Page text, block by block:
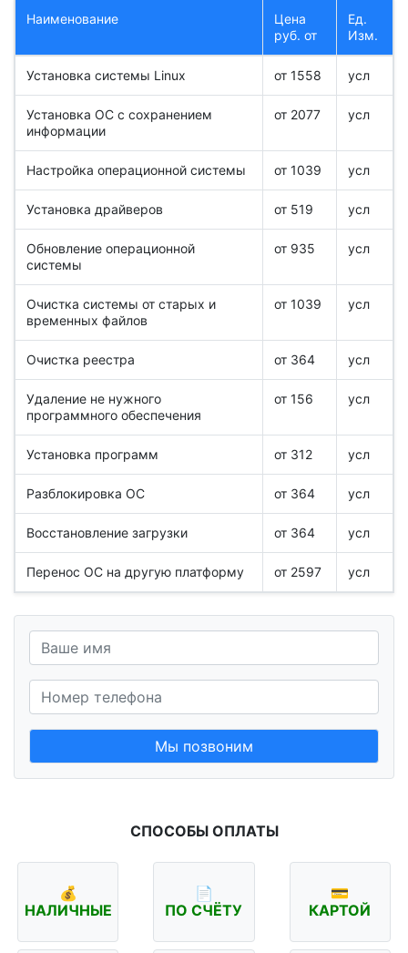
Наименование
Цена
руб. от
Ед.
Изм.
Установка системы Linux от 1558 усл
Установка ОС с сохранением
информации
от 2077 усл
Настройка операционной системы от 1039 усл
Установка драйверов от 519 усл
Обновление операционной
системы
от 935 усл
Очистка системы от старых и
временных файлов
от 1039 усл
Очистка реестра от 364 усл
Удаление не нужного
программного обеспечения
от 156 усл
Установка программ от 312 усл
Разблокировка ОС от 364 усл
Восстановление загрузки от 364 усл
Перенос ОС на другую платформу от 2597 усл
Мы позвоним
СПОСОБЫ ОПЛАТЫ
💰
НАЛИЧНЫЕ
📄
ПО СЧЁТУ
💳
КАРТОЙ